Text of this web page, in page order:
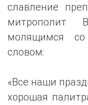
славление
митрополит
молящимся со
словом:
«Все наши
хорошая